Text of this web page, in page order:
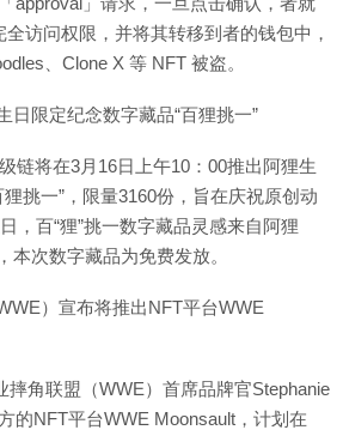
访问权限，并将其转移到者的钱包中，
、Clone X 等 NFT 被盗。
日限定纪念数字藏品“百狸挑一”
链将在3月16日上午10：00推出阿狸生
挑一”，限量3160份，旨在庆祝原创动
，百“狸”挑一数字藏品灵感来自阿狸
本次数字藏品为免费发放。
）宣布将推出NFT平台WWE
摔角联盟（WWE）首席品牌官Stephanie
的NFT平台WWE Moonsault，计划在